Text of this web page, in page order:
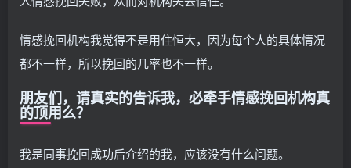
情感挽回机构我觉得不是用住恒大，因为每个人的具体情况
都不一样，所以挽回的几率也不一样。
朋友们，请真实的告诉我，必牵手情感挽回机构真
的顶用么？
我是同事挽回成功后介绍的我，应该没有什么问题。